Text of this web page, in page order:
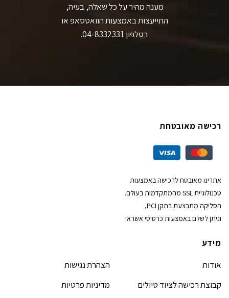
מענה מהיר על כל שאלה, בעיה,
התייעצות באמצעות הוואטסאפ או
בטלפון 04-8332331.
רכישה מאובטחת
אתרינו מאובטח לרכישה באמצעות
טכנולוגיית SSL מהמתקדמות בעולם.
הסליקה מתבצעת בתקן PCI,
וניתן לשלם באמצעות כרטיסי אשראי
מידע
אודות
קבוצת רכישה לציוד טיולים
הצהרת נגישות
מדיניות פרטיות